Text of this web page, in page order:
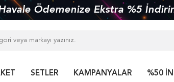
Ödemenize Ekstra %5
SETLER KAMPANYALAR %50